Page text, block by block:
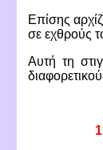
Επίσης
σε εχθρούς
Αυτή τη